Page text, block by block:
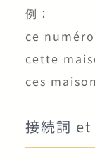
(動) 話す
(前) 〜と
例：
ce numéro
cette
ces
接続詞